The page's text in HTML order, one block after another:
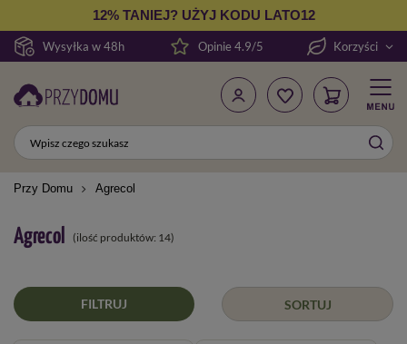
Wysyłka w 48h
12% TANIEJ? UŻYJ KODU LATO12
Opinie 4.9/5 Korzyści
Przy Domu Agrecol
Agrecol (ilość produktów: 14)
SORTUJ
FILTRUJ